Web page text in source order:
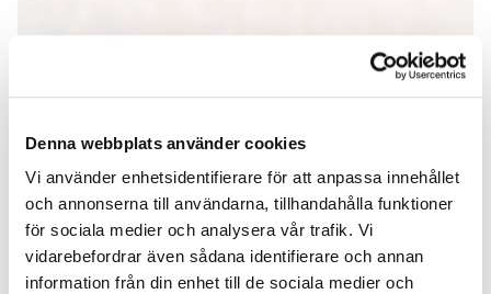
Denna webbplats använder cookies
Vi använder enhetsidentifierare för att anpassa innehållet
och annonserna till användarna, tillhandahålla funktioner
för sociala medier och analysera vår trafik. Vi
vidarebefordrar även sådana identifierare och annan
information från din enhet till de sociala medier och